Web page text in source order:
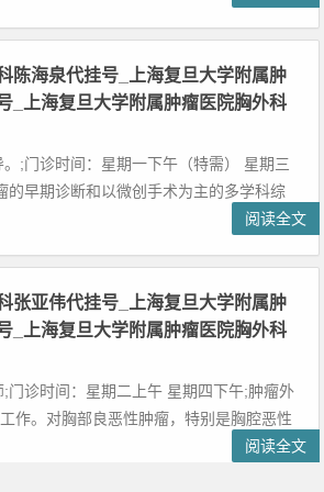
陈海泉代挂号_上海复旦大学附属肿
_上海复旦大学附属肿瘤医院胸外科
;门诊时间：星期一下午（特需） 星期三
的早期诊断和以微创手术为主的多学科综
阅读全文
张亚伟代挂号_上海复旦大学附属肿
_上海复旦大学附属肿瘤医院胸外科
门诊时间：星期二上午 星期四下午;肿瘤外
作。对胸部良恶性肿瘤，特别是胸腔恶性
阅读全文